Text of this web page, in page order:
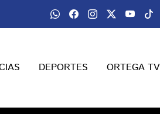
DEPORTES ORTEGA TV